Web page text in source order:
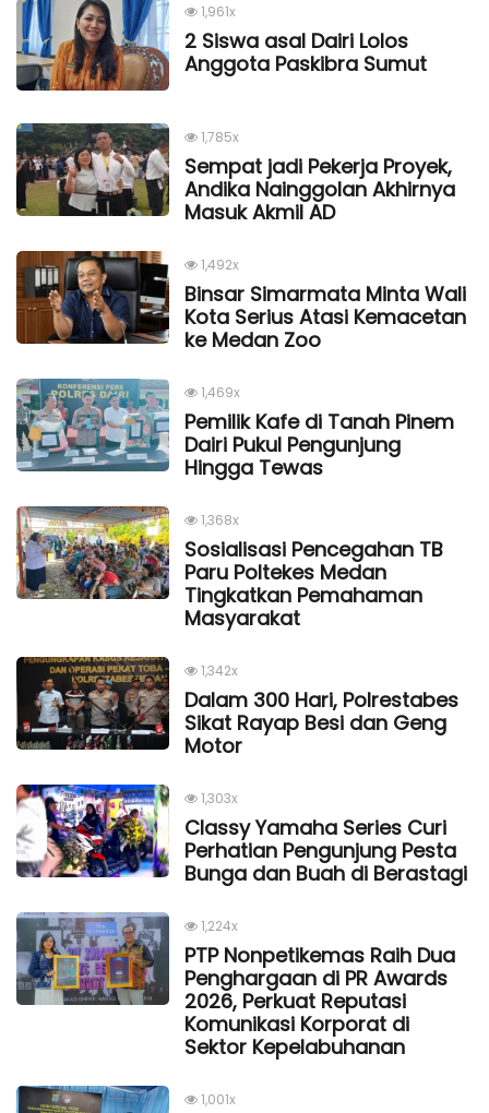
1,961x
2 Siswa asal Dairi Lolos
Anggota Paskibra Sumut
1,785x
Sempat jadi Pekerja Proyek,
Andika Nainggolan Akhirnya
Masuk Akmil AD
1,492x
Binsar Simarmata Minta Wali
Kota Serius Atasi Kemacetan
ke Medan Zoo
1,469x
Pemilik Kafe di Tanah Pinem
Dairi Pukul Pengunjung
Hingga Tewas
1,368x
Sosialisasi Pencegahan TB
Paru Poltekes Medan
Tingkatkan Pemahaman
Masyarakat
1,342x
Dalam 300 Hari, Polrestabes
Sikat Rayap Besi dan Geng
Motor
1,303x
Classy Yamaha Series Curi
Perhatian Pengunjung Pesta
Bunga dan Buah di Berastagi
1,224x
PTP Nonpetikemas Raih Dua
Penghargaan di PR Awards
2026, Perkuat Reputasi
Komunikasi Korporat di
Sektor Kepelabuhanan
1,001x